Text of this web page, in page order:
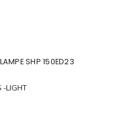
SHP 150ED23
-LIGHT